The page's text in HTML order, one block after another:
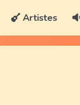
Artistes